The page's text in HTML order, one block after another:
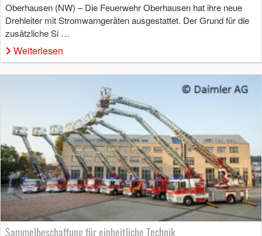
Oberhausen (NW) – Die Feuerwehr Oberhausen hat ihre neue
Drehleiter mit Stromwarngeräten ausgestattet. Der Grund für die
zusätzliche Si …
Weiterlesen
Sammelbeschaffung für einheitliche Technik